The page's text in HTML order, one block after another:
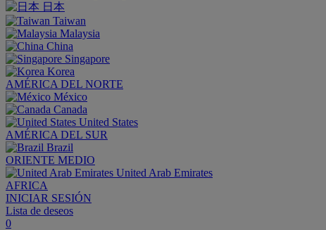
日本
Taiwan
Malaysia
China
Singapore
Korea
AMÉRICA DEL NORTE
México
Canada
United States
AMÉRICA DEL SUR
Brazil
ORIENTE MEDIO
United Arab Emirates
AFRICA
INICIAR SESIÓN
Lista de deseos
0